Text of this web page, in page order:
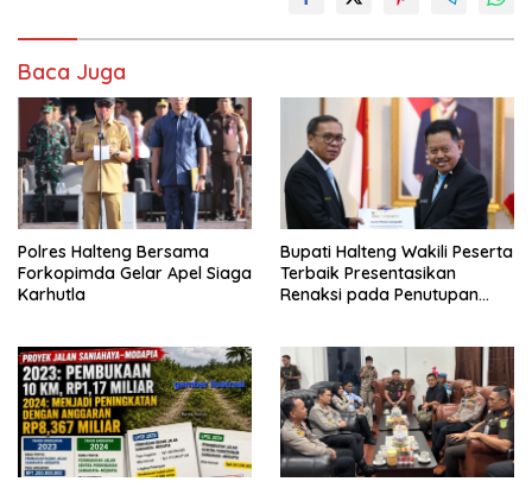
Baca Juga
Polres Halteng Bersama
Forkopimda Gelar Apel Siaga
Karhutla
Bupati Halteng Wakili Peserta
Terbaik Presentasikan
Renaksi pada Penutupan